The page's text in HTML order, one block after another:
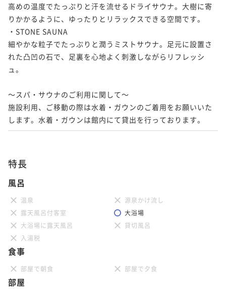
高めの温度でたっぷりと汗を流せるドライサウナ。大樹に寄
りかかるように、ゆったりとリラックスできる空間です。
・STONE SAUNA
細やかな粒子でたっぷりと潤うミストサウナ。足元に設置さ
れた凸凹の石で、足裏を心地よく刺激しながらリフレッシ
ュ。
～スパ・サウナのご利用に関して～
施設利用、ご移動の際は水着・ガウンのご着用をお願いいた
します。水着・ガウンは館内にて貸出を行っております。
特長
風呂
温泉
源泉かけ流し
露天風呂付客室
大浴場
大浴場に露天風呂
貸切風呂
入湯税
食事
部屋で朝食 部屋で夕食
部屋